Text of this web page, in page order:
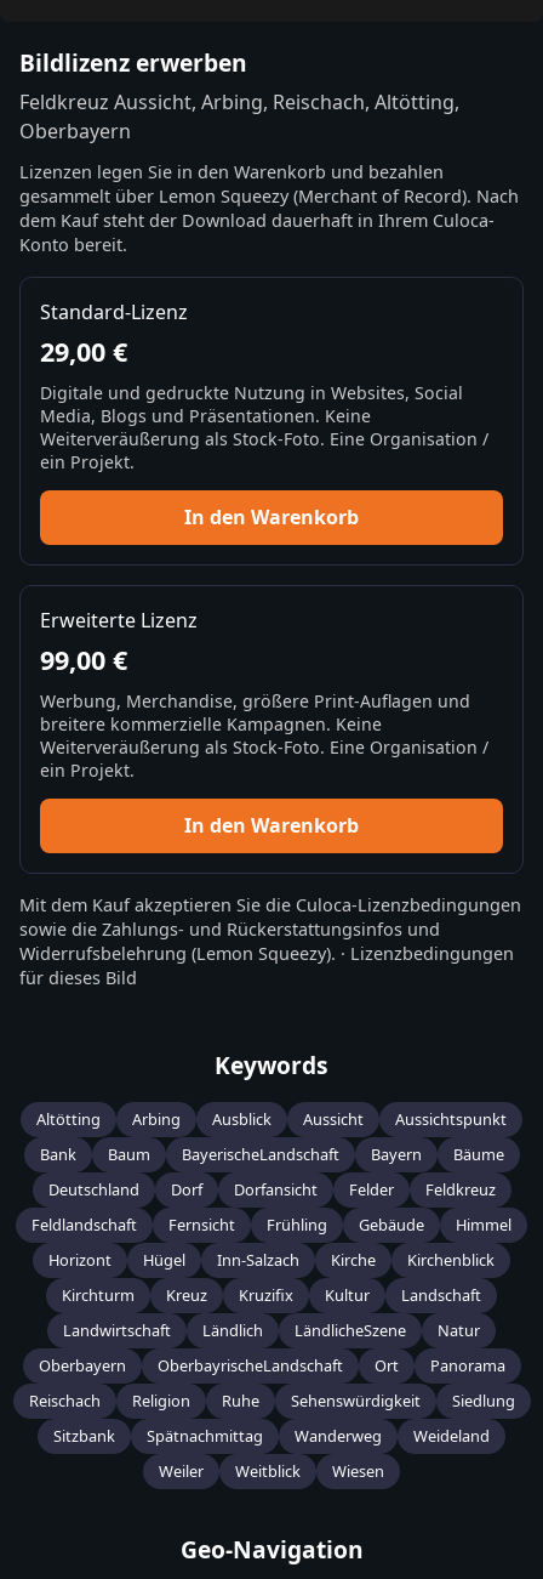
Bildlizenz erwerben
Feldkreuz Aussicht, Arbing, Reischach, Altötting,
Oberbayern
Lizenzen legen Sie in den Warenkorb und bezahlen
gesammelt über Lemon Squeezy (Merchant of Record). Nach
dem Kauf steht der Download dauerhaft in Ihrem Culoca-
Konto bereit.
Standard-Lizenz
29,00 €
Digitale und gedruckte Nutzung in Websites, Social
Media, Blogs und Präsentationen. Keine
Weiterveräußerung als Stock-Foto. Eine Organisation /
ein Projekt.
In den Warenkorb
Erweiterte Lizenz
99,00 €
Werbung, Merchandise, größere Print-Auflagen und
breitere kommerzielle Kampagnen. Keine
Weiterveräußerung als Stock-Foto. Eine Organisation /
ein Projekt.
In den Warenkorb
Mit dem Kauf akzeptieren Sie die Culoca-Lizenzbedingungen
sowie die Zahlungs- und Rückerstattungsinfos und
Widerrufsbelehrung (Lemon Squeezy). · Lizenzbedingungen
für dieses Bild
Keywords
Altötting Arbing Ausblick Aussicht
Aussichtspunkt
Bank
Baum BayerischeLandschaft Bayern
Bäume
Deutschland
Dorf Dorfansicht Felder
Feldkreuz
Feldlandschaft
Fernsicht Frühling Gebäude
Himmel
Horizont
Hügel Inn-Salzach Kirche
Kirchenblick
Kirchturm
Kreuz Kruzifix Kultur
Landschaft
Landwirtschaft
Ländlich LändlicheSzene
Natur
Oberbayern
OberbayrischeLandschaft Ort
Panorama
Reischach
Religion Ruhe Sehenswürdigkeit
Siedlung
Sitzbank
Spätnachmittag Wanderweg
Weideland
Weiler
Weitblick Wiesen
Geo-Navigation